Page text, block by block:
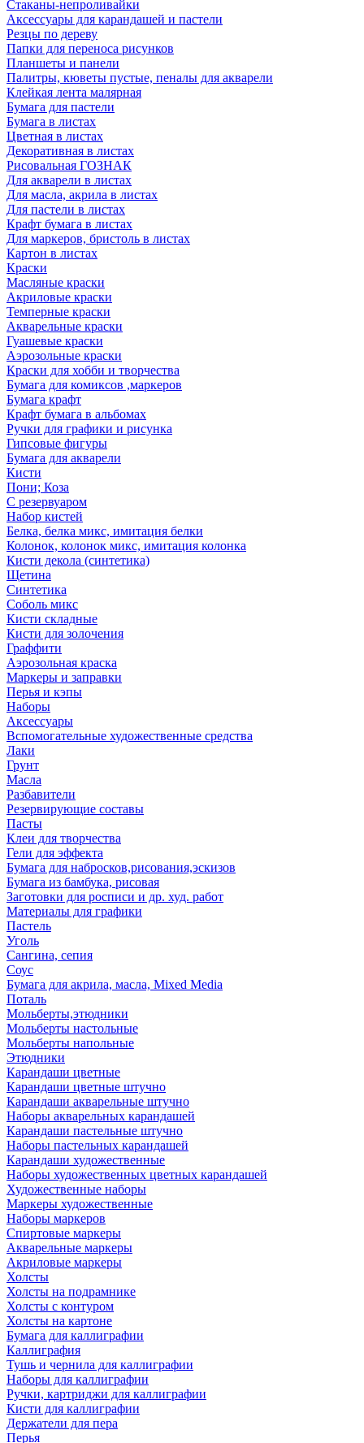
Стаканы-непроливайки
Аксессуары для карандашей и пастели
Резцы по дереву
Папки для переноса рисунков
Планшеты и панели
Палитры, кюветы пустые, пеналы для акварели
Клейкая лента малярная
Бумага для пастели
Бумага в листах
Цветная в листах
Декоративная в листах
Рисовальная ГОЗНАК
Для акварели в листах
Для масла, акрила в листах
Для пастели в листах
Крафт бумага в листах
Для маркеров, бристоль в листах
Картон в листах
Краски
Масляные краски
Акриловые краски
Темперные краски
Акварельные краски
Гуашевые краски
Аэрозольные краски
Краски для хобби и творчества
Бумага для комиксов ,маркеров
Бумага крафт
Крафт бумага в альбомах
Ручки для графики и рисунка
Гипсовые фигуры
Бумага для акварели
Кисти
Пони; Коза
С резервуаром
Набор кистей
Белка, белка микс, имитация белки
Колонок, колонок микс, имитация колонка
Кисти декола (синтетика)
Щетина
Синтетика
Соболь микс
Кисти складные
Кисти для золочения
Граффити
Аэрозольная краска
Маркеры и заправки
Перья и кэпы
Наборы
Аксессуары
Вспомогательные художественные средства
Лаки
Грунт
Масла
Разбавители
Резервирующие составы
Пасты
Клеи для творчества
Гели для эффекта
Бумага для набросков,рисования,эскизов
Бумага из бамбука, рисовая
Заготовки для росписи и др. худ. работ
Материалы для графики
Пастель
Уголь
Сангина, сепия
Соус
Бумага для акрила, масла, Mixed Media
Поталь
Мольберты,этюдники
Мольберты настольные
Мольберты напольные
Этюдники
Карандаши цветные
Карандаши цветные штучно
Карандаши акварельные штучно
Наборы акварельных карандашей
Карандаши пастельные штучно
Наборы пастельных карандашей
Карандаши художественные
Наборы художественных цветных карандашей
Художественные наборы
Маркеры художественные
Наборы маркеров
Спиртовые маркеры
Акварельные маркеры
Акриловые маркеры
Холсты
Холсты на подрамнике
Холсты с контуром
Холсты на картоне
Бумага для каллиграфии
Каллиграфия
Тушь и чернила для каллиграфии
Наборы для каллиграфии
Ручки, картриджи для каллиграфии
Кисти для каллиграфии
Держатели для пера
Перья